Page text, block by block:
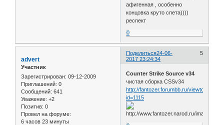
афигенная , особенно
концовка круто спета))))
респект
0
Поделиться 5
24-06-
2017 23:24:34
advert
Участник
Зарегистрирован: 09-12-2009
Приглашений: 0
Сообщений: 641
Уважение: +2
Позитив: 0
Провел на форуме:
6 часов 23 минуты
Counter Strike Source v34
чистая сборка CSSv34
http://fantozer.forumbb.ru/
id=1115